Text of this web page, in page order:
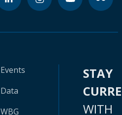
Events
Data
WBG
STAY
WITH